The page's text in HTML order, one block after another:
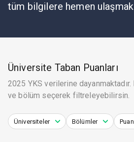
tüm bilgilere hemen
Üniversite Taban Puanları
2025 YKS verilerine
ve bölüm seçerek filtreleyebilirsin.
Üniversiteler Bölümler